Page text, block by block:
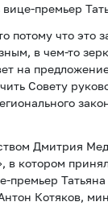
премьер
что это
в чем-то
на
Совету
Дмитрия
котором
премьер
Котяков,